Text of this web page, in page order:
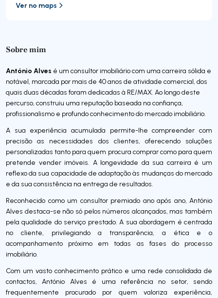
Sobre mim
António Alves é um consultor imobiliário com uma carreira sólida e
notável, marcada por mais de 40 anos de atividade comercial, dos
quais duas décadas foram dedicadas à RE/MAX. Ao longo deste
percurso, construiu uma reputação baseada na confiança,
profissionalismo e profundo conhecimento do mercado imobiliário.
A sua experiência acumulada permite-lhe compreender com
precisão as necessidades dos clientes, oferecendo soluções
personalizadas tanto para quem procura comprar como para quem
pretende vender imóveis. A longevidade da sua carreira é um
reflexo da sua capacidade de adaptação às mudanças do mercado
e da sua consistência na entrega de resultados.
Reconhecido como um consultor premiado ano após ano, António
Alves destaca-se não só pelos números alcançados, mas também
pela qualidade do serviço prestado. A sua abordagem é centrada
no cliente, privilegiando a transparência, a ética e o
acompanhamento próximo em todas as fases do processo
imobiliário.
Com um vasto conhecimento prático e uma rede consolidada de
contactos, António Alves é uma referência no setor, sendo
frequentemente procurado por quem valoriza experiência,
Ver no maps